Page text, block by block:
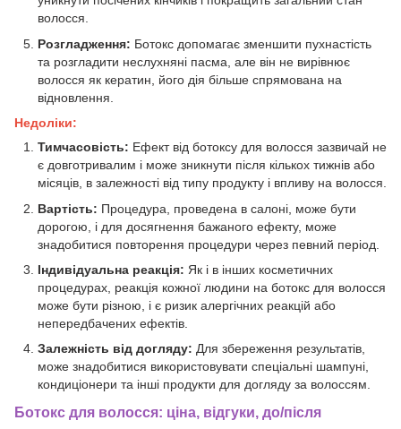
волосся.
Розгладження: Ботокс допомагає зменшити пухнастість
та розгладити неслухняні пасма, але він не вирівнює
волосся як кератин, його дія більше спрямована на
відновлення.
Недоліки:
Тимчасовість: Ефект від ботоксу для волосся зазвичай не
є довготривалим і може зникнути після кількох тижнів або
місяців, в залежності від типу продукту і впливу на волосся.
Вартість: Процедура, проведена в салоні, може бути
дорогою, і для досягнення бажаного ефекту, може
знадобитися повторення процедури через певний період.
Індивідуальна реакція: Як і в інших косметичних
процедурах, реакція кожної людини на ботокс для волосся
може бути різною, і є ризик алергічних реакцій або
непередбачених ефектів.
Залежність від догляду: Для збереження результатів,
може знадобитися використовувати спеціальні шампуні,
кондиціонери та інші продукти для догляду за волоссям.
Ботокс для волосся: ціна, відгуки, до/після